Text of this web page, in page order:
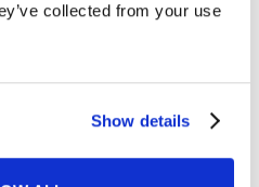
collected from your use
Show details
plus amples informations ou